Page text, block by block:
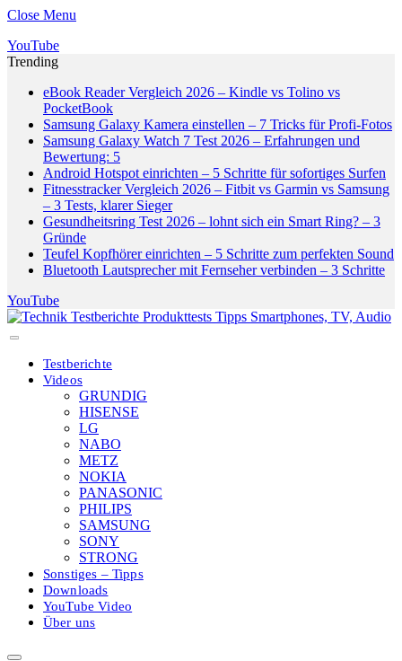
Close Menu
YouTube
Trending
eBook Reader Vergleich 2026 – Kindle vs Tolino vs
PocketBook
Samsung Galaxy Kamera einstellen – 7 Tricks für Profi-Fotos
Samsung Galaxy Watch 7 Test 2026 – Erfahrungen und
Bewertung: 5
Android Hotspot einrichten – 5 Schritte für sofortiges Surfen
Fitnesstracker Vergleich 2026 – Fitbit vs Garmin vs Samsung
– 3 Tests, klarer Sieger
Gesundheitsring Test 2026 – lohnt sich ein Smart Ring? – 3
Gründe
Teufel Kopfhörer einrichten – 5 Schritte zum perfekten Sound
Bluetooth Lautsprecher mit Fernseher verbinden – 3 Schritte
YouTube
Testberichte
Videos
GRUNDIG
HISENSE
LG
NABO
METZ
NOKIA
PANASONIC
PHILIPS
SAMSUNG
SONY
STRONG
Sonstiges – Tipps
Downloads
YouTube Video
Über uns